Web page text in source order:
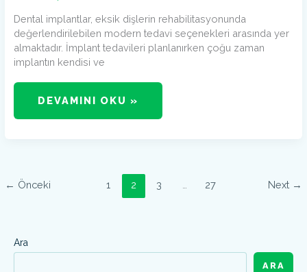
Dental implantlar, eksik dişlerin rehabilitasyonunda
değerlendirilebilen modern tedavi seçenekleri arasında yer
almaktadır. İmplant tedavileri planlanırken çoğu zaman
implantın kendisi ve
DEVAMINI OKU »
← Önceki 1 2 3 27 Next →
Ara
ARA